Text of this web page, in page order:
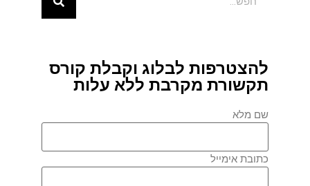
להצטרפות לבלוג וקבלת קורס
תקשורת מקרבת ללא עלות
שם מלא
כתובת אימייל